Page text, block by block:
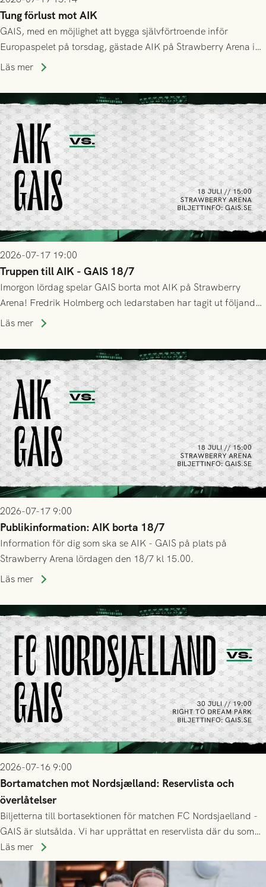
Tung förlust mot AIK
GAIS, med en möjlighet att bygga självförtroende inför
Europaspelet på torsdag, gästade AIK på Strawberry Arena i
Stockholm . Men trots konstant hotande i första halvlek av
lyckades få in 2-0.
Läs mer
2026-07-17 19:00
Truppen till AIK - GAIS 18/7
Imorgon lördag spelar GAIS borta mot AIK på Strawberry
Arena! Fredrik Holmberg och ledarstaben har tagit ut följande
trupp till matchen:
Läs mer
2026-07-17 9:00
Publikinformation: AIK borta 18/7
Information för dig som ska se AIK - GAIS på plats på
Strawberry Arena lördagen den 18/7 kl 15.00.
Läs mer
2026-07-16 9:00
Bortamatchen mot Nordsjælland: Reservlista och
överlåtelser
Biljetterna till bortasektionen för matchen FC Nordsjaelland -
GAIS är slutsålda. Vi har upprättat en reservlista där du som
ännu inte har någon biljett kan anmäla ditt intresse. Du kan
inte själv överlåta din biljett till någon annan.
Läs mer